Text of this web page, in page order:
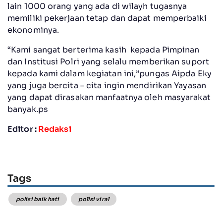
lain 1000 orang yang ada di wilayh tugasnya
memiliki pekerjaan tetap dan dapat memperbaiki
ekonominya.
“Kami sangat berterima kasih kepada Pimpinan
dan Institusi Polri yang selalu memberikan suport
kepada kami dalam kegiatan ini,”pungas Aipda Eky
yang juga bercita – cita ingin mendirikan Yayasan
yang dapat dirasakan manfaatnya oleh masyarakat
banyak.ps
Editor :Redaksi
Tags
polisi baik hati polisi viral